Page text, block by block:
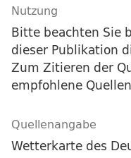
Nutzung
Bitte beachten Sie
dieser Publikation
Zum Zitieren der
empfohlene
Quellenangabe
Wetterkarte des